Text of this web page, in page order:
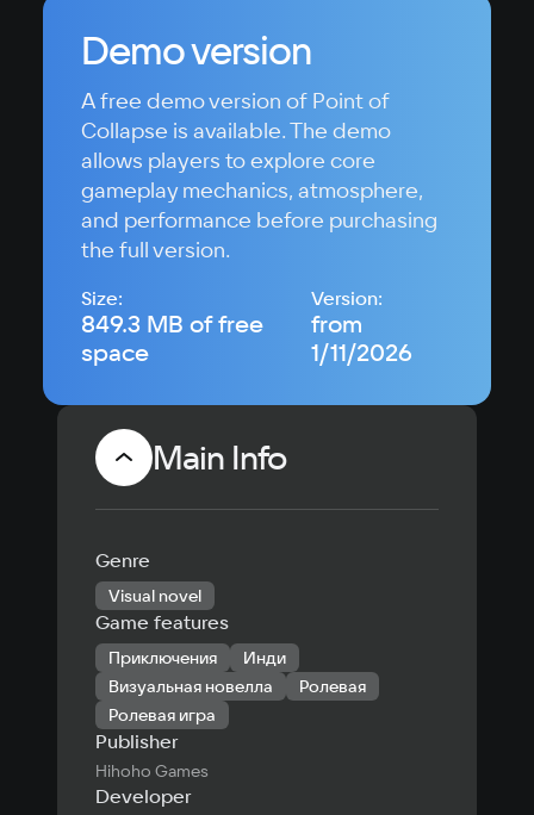
Demo version
A free demo version of Point of
Collapse is available. The demo
allows players to explore core
gameplay mechanics, atmosphere,
and performance before purchasing
the full version.
Size:
849.3 MB of free
space
Version:
from
1/11/2026
Main Info
Genre
Visual novel
Game features
Приключения
Инди
Визуальная новелла
Ролевая
Ролевая игра
Publisher
Hihoho Games
Developer